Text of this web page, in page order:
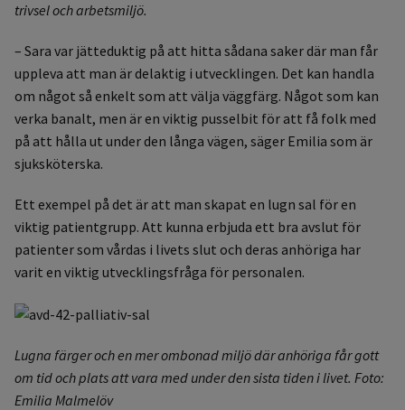
trivsel och arbetsmiljö.
– Sara var jätteduktig på att hitta sådana saker där man får
uppleva att man är delaktig i utvecklingen. Det kan handla
om något så enkelt som att välja väggfärg. Något som kan
verka banalt, men är en viktig pusselbit för att få folk med
på att hålla ut under den långa vägen, säger Emilia som är
sjuksköterska.
Ett exempel på det är att man skapat en lugn sal för en
viktig patientgrupp. Att kunna erbjuda ett bra avslut för
patienter som vårdas i livets slut och deras anhöriga har
varit en viktig utvecklingsfråga för personalen.
Lugna färger och en mer ombonad miljö där anhöriga får gott
om tid och plats att vara med under den sista tiden i livet. Foto:
Emilia Malmelöv